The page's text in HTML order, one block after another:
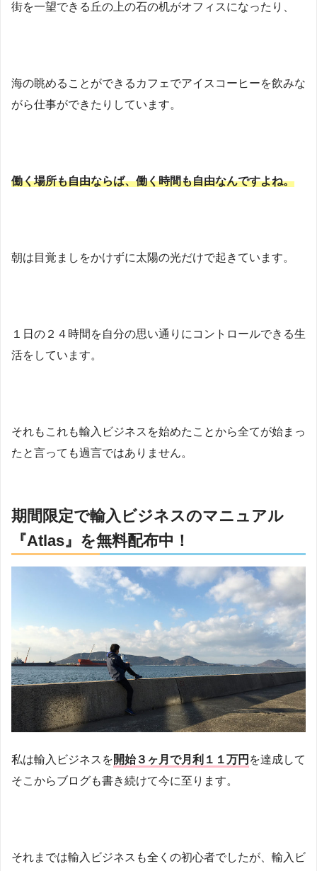
街を一望できる丘の上の石の机がオフィスになったり、
海の眺めることができるカフェでアイスコーヒーを飲みな
がら仕事ができたりしています。
働く場所も自由ならば、働く時間も自由なんですよね。
朝は目覚ましをかけずに太陽の光だけで起きています。
１日の２４時間を自分の思い通りにコントロールできる生
活をしています。
それもこれも輸入ビジネスを始めたことから全てが始まっ
たと言っても過言ではありません。
期間限定で輸入ビジネスのマニュアル
『Atlas』を無料配布中！
私は輸入ビジネスを開始３ヶ月で月利１１万円 を達成して
そこからブログも書き続けて今に至ります。
それまでは輸入ビジネスも全くの初心者でしたが、輸入ビ